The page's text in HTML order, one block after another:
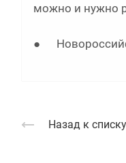
можно и нужно
●
Назад к списку